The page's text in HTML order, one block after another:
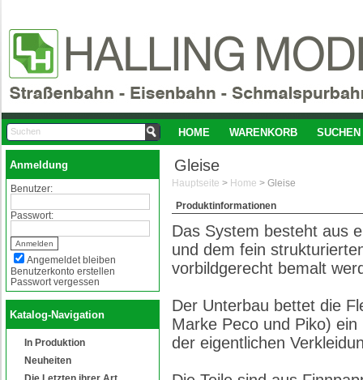
HOME WARENKORB SUCHEN
Anmeldung
Benutzer:
Passwort:
Angemeldet bleiben
Benutzerkonto erstellen
Passwort vergessen
Katalog-Navigation
In Produktion
Neuheiten
Gleise
Hauptseite > Home > Gleise
Produktinformationen
Das System besteht aus
und dem fein
vorbildgerecht bemalt
Der Unterbau bettet die
Marke Peco und Piko)
der eigentlichen